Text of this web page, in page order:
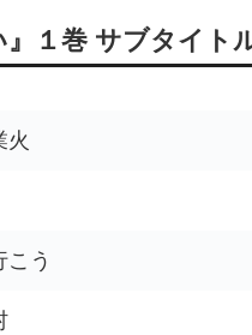
』１巻 サブタイト
火
こう